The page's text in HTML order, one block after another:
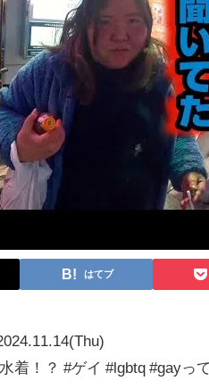
はてブ
着！？ #ゲイ #lgbtq #gayっ